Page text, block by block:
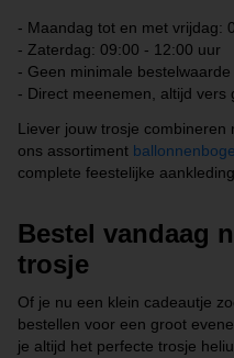
- Maandag tot en met vrijdag:
- Zaterdag: 09:00 - 12:00 uur
- Geen minimale bestelwaarde
- Direct meenemen, altijd vers
Liever jouw trosje combineren
ons assortiment
complete feestelijke aankleding.
Bestel vandaag
trosje
Of je nu een klein cadeautje
bestellen voor een groot
je altijd het perfecte trosje